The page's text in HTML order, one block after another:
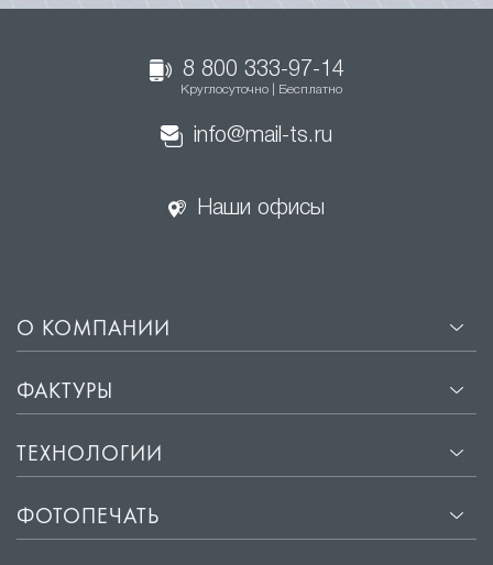
8 800 333-97-14
Круглосуточно | Бесплатно
info@mail-ts.ru
Наши офисы
О КОМПАНИИ
ФАКТУРЫ
ТЕХНОЛОГИИ
ФОТОПЕЧАТЬ